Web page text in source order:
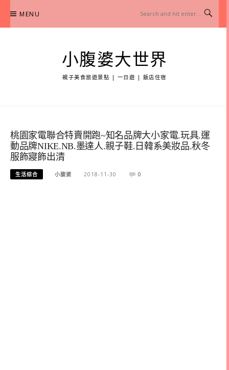
content
MENU
小腹婆大世界
親子美食旅遊景點 | 一日遊 | 飯店住宿
桃園家電聯合特賣開跑~知名品牌大小家電.玩具.運
動品牌NIKE.NB.墨達人.親子鞋.日韓系美妝品.秋冬
服飾寢飾出清
生活综合 小腹婆 2018-11-30 0